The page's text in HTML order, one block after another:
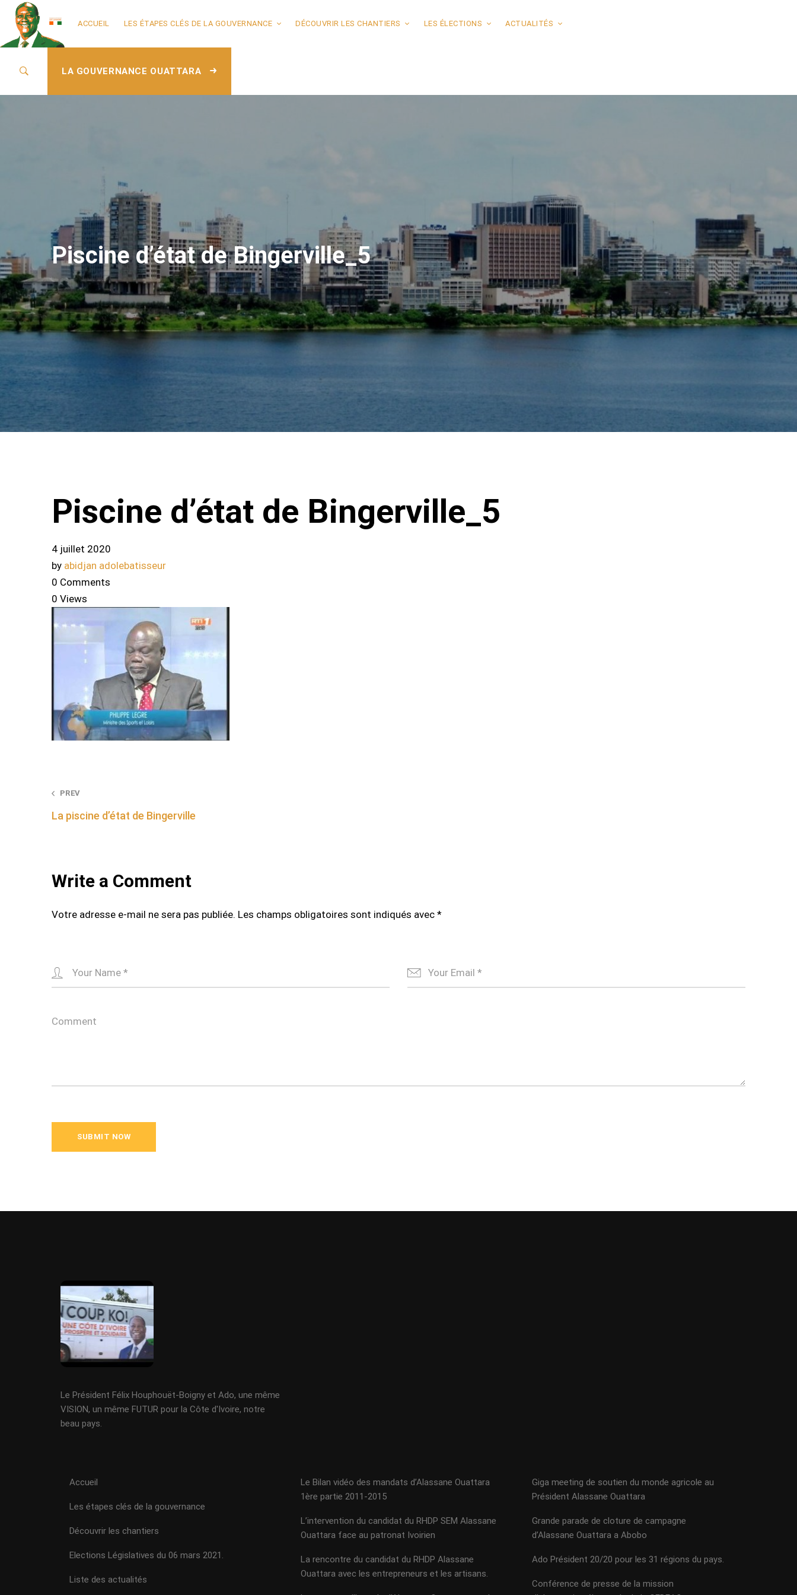
ACCUEIL LES ÉTAPES CLÉS DE LA GOUVERNANCE DÉCOUVRIR LES CHANTIERS LES ÉLECTIONS ACTUALITÉS
LA GOUVERNANCE OUATTARA
Piscine d’état de Bingerville_5
Piscine d’état de Bingerville_5
4 juillet 2020
by abidjan adolebatisseur
0 Comments
0 Views
Post
navigation
PREV
La piscine d’état de Bingerville
Write a Comment
Votre adresse e-mail ne sera pas publiée. Les champs obligatoires sont indiqués avec *
Le Président Félix Houphouët-Boigny et Ado, une même
VISION, un même FUTUR pour la Côte d'Ivoire, notre
beau pays.
Accueil
Les étapes clés de la gouvernance
Découvrir les chantiers
Elections Législatives du 06 mars 2021.
Liste des actualités
Le Bilan vidéo des mandats d’Alassane Ouattara
1ère partie 2011-2015
L’intervention du candidat du RHDP SEM Alassane
Ouattara face au patronat Ivoirien
La rencontre du candidat du RHDP Alassane
Ouattara avec les entrepreneurs et les artisans.
Giga meeting de soutien du monde agricole au
Président Alassane Ouattara
Grande parade de cloture de campagne
d’Alassane Ouattara a Abobo
Ado Président 20/20 pour les 31 régions du pays.
Conférence de presse de la mission